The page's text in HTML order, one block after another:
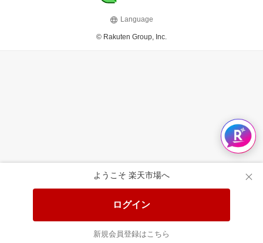
ようこそ 楽天市場へ
ログイン
新規会員登録はこちら
Language
© Rakuten Group, Inc.